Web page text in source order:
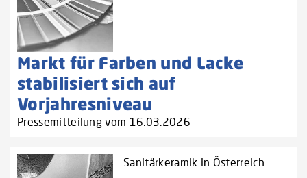
Markt für Farben und Lacke
stabilisiert sich auf
Vorjahresniveau
Pressemitteilung vom 16.03.2026
Sanitärkeramik in Österreich